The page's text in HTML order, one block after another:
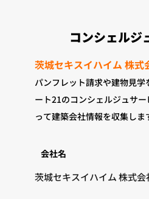
コンシェルジ
茨城セキスイハイム 株式
パンフレット請求や建物見学
ート21のコンシェルジュサ
って建築会社情報を収集しま
会社名